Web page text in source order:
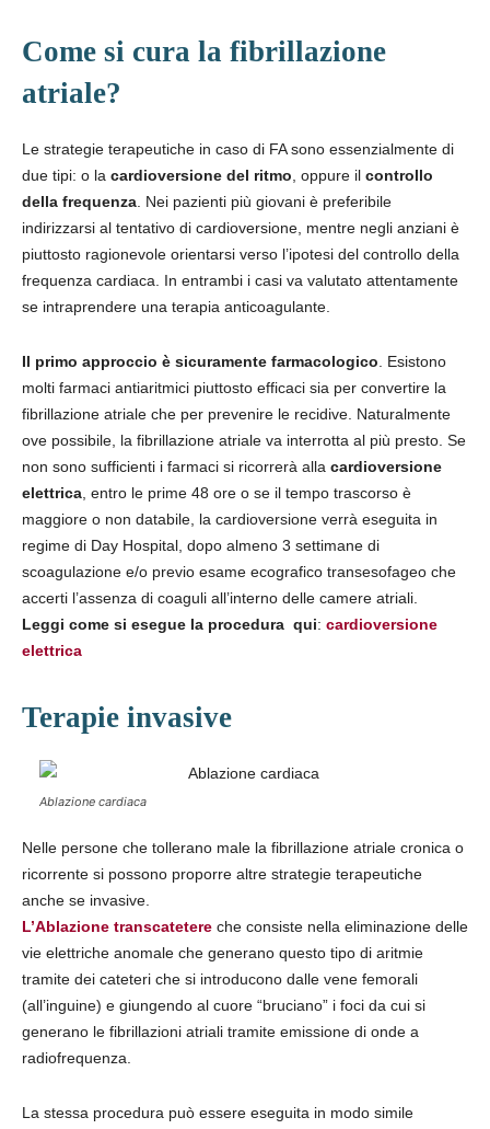
Come si cura la fibrillazione
atriale?
Le strategie terapeutiche in caso di FA sono essenzialmente di
due tipi: o la cardioversione del ritmo , oppure il controllo
della frequenza . Nei pazienti più giovani è preferibile
indirizzarsi al tentativo di cardioversione, mentre negli anziani è
piuttosto ragionevole orientarsi verso l’ipotesi del controllo della
frequenza cardiaca. In entrambi i casi va valutato attentamente
se intraprendere una terapia anticoagulante.
Il primo approccio è sicuramente farmacologico . Esistono
molti farmaci antiaritmici piuttosto efficaci sia per convertire la
fibrillazione atriale che per prevenire le recidive. Naturalmente
ove possibile, la fibrillazione atriale va interrotta al più presto. Se
non sono sufficienti i farmaci si ricorrerà alla cardioversione
elettrica , entro le prime 48 ore o se il tempo trascorso è
maggiore o non databile, la cardioversione verrà eseguita in
regime di Day Hospital, dopo almeno 3 settimane di
scoagulazione e/o previo esame ecografico transesofageo che
accerti l’assenza di coaguli all’interno delle camere atriali.
Leggi come si esegue la procedura qui: cardioversione
elettrica
Terapie invasive
Ablazione cardiaca
Nelle persone che tollerano male la fibrillazione atriale cronica o
ricorrente si possono proporre altre strategie terapeutiche
anche se invasive.
L’Ablazione transcatetere che consiste nella eliminazione delle
vie elettriche anomale che generano questo tipo di aritmie
tramite dei cateteri che si introducono dalle vene femorali
(all’inguine) e giungendo al cuore “bruciano” i foci da cui si
generano le fibrillazioni atriali tramite emissione di onde a
radiofrequenza.
La stessa procedura può essere eseguita in modo simile